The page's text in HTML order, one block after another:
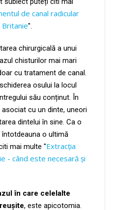
de canal radicular
".
chirurgicală a unui
chisturilor mai mari
cu tratament de canal.
osului la locul
său conținut. În
cu un dinte, uneori
dintelui în sine. Ca o
o ultimă
mai multe "Extracția
- când este necesară și
în care celelalte
, este apicotomia.